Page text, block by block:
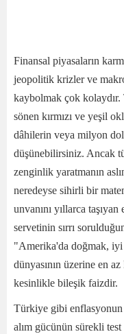
Finansal piyasaların
jeopolitik krizler ve
kaybolmak çok kolaydır.
sönen kırmızı ve yeşil
dâhilerin veya milyon
düşünebilirsiniz. Ancak
zenginlik yaratmanın
neredeyse sihirli bir
unvanını yıllarca
servetinin sırrı
"Amerika'da doğmak,
dünyasının üzerine en
kesinlikle bileşik faizdir.
Türkiye gibi
alım gücünün sürekli